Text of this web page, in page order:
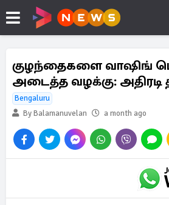
குழந்தைகளை வாஷிங்
அடைத்த வழக்கு: அதிரடி
Bengaluru
By Balamanuvelan
a month ago